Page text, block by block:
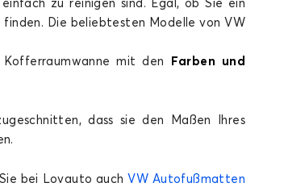
GOLF 8
VOLKSWAGEN GOLF 8
zu reinigen sind. Egal, ob Sie ein
Die beliebtesten Modelle von VW
Kofferraumwanne mit den
Farben und
dass sie den Maßen Ihres
bei Lovauto auch VW Autofußmatten